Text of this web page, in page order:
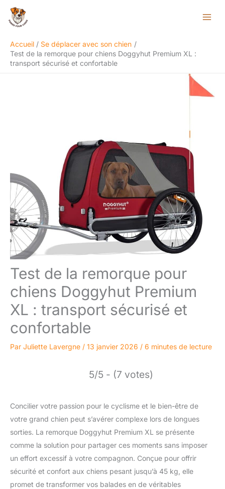
Aller
Accueil
Se déplacer avec son chien
Test de la remorque pour chiens Doggyhut Premium XL :
transport sécurisé et confortable
Test de la remorque pour
chiens Doggyhut Premium
XL : transport sécurisé et
confortable
Par Juliette Lavergne / 13 janvier 2026 / 6 minutes de lecture
5/5 - (7 votes)
Concilier votre passion pour le cyclisme et le bien-être de
votre grand chien peut s’avérer complexe lors de longues
sorties. La remorque Doggyhut Premium XL se présente
comme la solution pour partager ces moments sans imposer
un effort excessif à votre compagnon. Conçue pour offrir
sécurité et confort aux chiens pesant jusqu’à 45 kg, elle
promet de transformer vos balades en de véritables
Rechercher